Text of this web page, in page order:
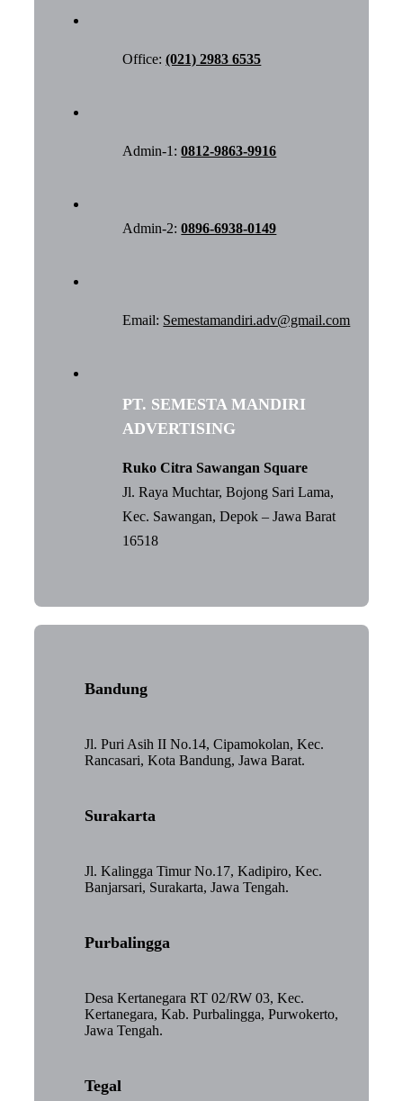
Office:(021) 2983 6535
Admin-1:0812-9863-9916
Admin-2:0896-6938-0149
Email: Semestamandiri.adv@gmail.com
PT. SEMESTA MANDIRI
ADVERTISING
Ruko Citra Sawangan Square
Jl. Raya Muchtar, Bojong Sari Lama,
Kec. Sawangan, Depok – Jawa Barat
16518
Bandung
Jl. Puri Asih II No.14, Cipamokolan, Kec.
Rancasari, Kota Bandung, Jawa Barat.
Surakarta
Jl. Kalingga Timur No.17, Kadipiro, Kec.
Banjarsari, Surakarta, Jawa Tengah.
Purbalingga
Desa Kertanegara RT 02/RW 03, Kec.
Kertanegara, Kab. Purbalingga, Purwokerto,
Jawa Tengah.
Tegal